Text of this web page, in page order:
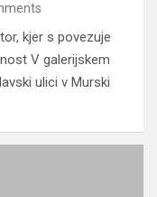
kjer s povezuje
V galerijskem
ulici v Murski